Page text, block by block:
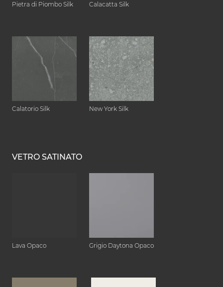
Pietra di Piombo Silk Calacatta Silk
Calatorio Silk New York Silk
VETRO SATINATO
Lava Opaco Grigio Daytona Opaco